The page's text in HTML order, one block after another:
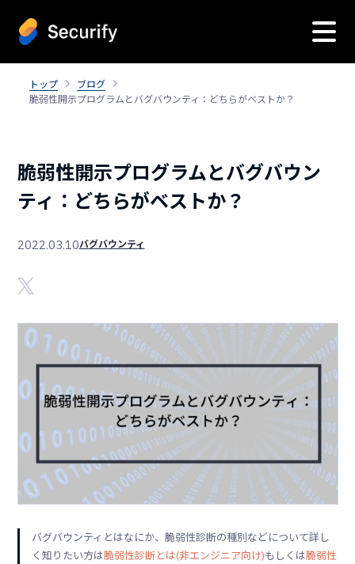
トップ
ブログ
脆弱性開示プログラムとバグバウンティ：どちらがベストか？
脆弱性開示プログラムとバグバウン
ティ：どちらがベストか？
2022.03.10バグバウンティ
バグバウンティとはなにか、脆弱性診断の種別などについて詳し
く知りたい方は脆弱性診断とは(⾮エンジニア向け)もしくは脆弱性